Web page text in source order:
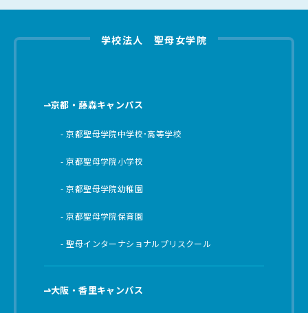
学校法人 聖母女学院
京都・藤森キャンパス
京都聖母学院中学校･高等学校
京都聖母学院小学校
京都聖母学院幼稚園
京都聖母学院保育園
聖母インターナショナルプリスクール
大阪・香里キャンパス